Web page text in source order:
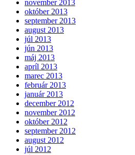
november 2013
október 2013
september 2013
august 2013
júl 2013
jún 2013
máj 2013
apríl 2013
marec 2013
február 2013
január 2013
december 2012
november 2012
október 2012
september 2012
august 2012
júl 2012